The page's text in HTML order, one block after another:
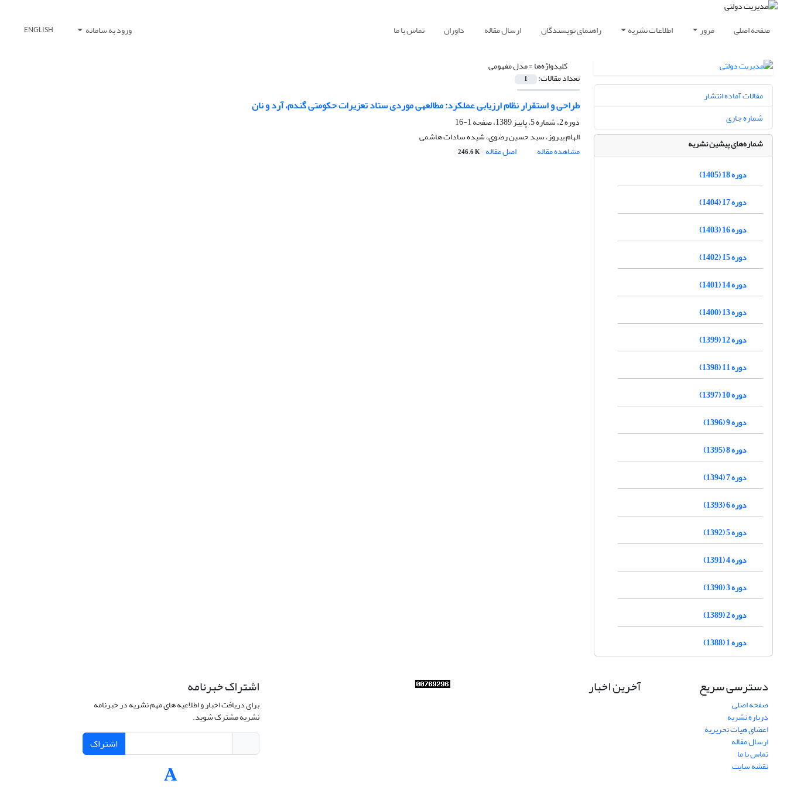
صفحه اصلی مرور اطلاعات نشریه راهنمای نویسندگان ارسال مقاله داوران تماس با ما ورود به سامانه ENGLISH
کلیدواژه‌ها =مدل مفهومی
تعداد مقالات: 1
طراحی و استقرار نظام ارزیابی عملکرد: مطالعه‎ی‎ موردی ستاد تعزیرات حکومتی گندم، آرد و نان
دوره 2، شماره 5، پاییز 1389، صفحه
1-16
الهام پیروز، سید حسین رضوی، شیده سادات هاشمی
مشاهده مقاله
اصل مقاله 246.6 K
مقالات آماده انتشار
شماره جاری
شماره‌های پیشین نشریه
دوره 18 (1405)
دوره 17 (1404)
دوره 16 (1403)
دوره 15 (1402)
دوره 14 (1401)
دوره 13 (1400)
دوره 12 (1399)
دوره 11 (1398)
دوره 10 (1397)
دوره 9 (1396)
دوره 8 (1395)
دوره 7 (1394)
دوره 6 (1393)
دوره 5 (1392)
دوره 4 (1391)
دوره 3 (1390)
دوره 2 (1389)
دوره 1 (1388)
دسترسی سریع
صفحه اصلی
درباره نشریه
اعضای هیات تحریریه
ارسال مقاله
تماس با ما
نقشه سایت
آخرین اخبار اشتراک خبرنامه
برای دریافت اخبار و اطلاعیه های مهم نشریه در خبرنامه
نشریه مشترک شوید.
اشتراک